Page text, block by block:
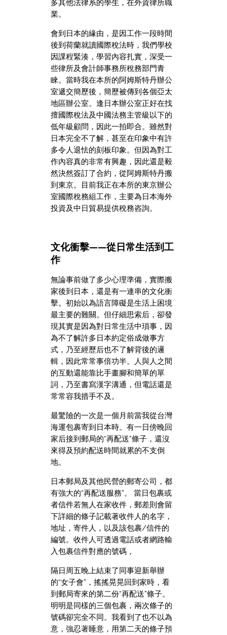
多其他法律系的學生，在外資律所職
業。
會到日本的緣由，是因工作一段時間
後到荷蘭就讀國際稅法時，我們學校
因課程緊湊，學習內容扎實，深受一
些律所及會計師事務所稅務部門青
睞。當時我在本所的阿姆斯特丹辦公
室遞交簡歷後，簡歷被傳到各個亞太
地區辦公室。逢日本辦公室正好在找
擅國際稅法及中國法務主管級以下的
低年級顧問，因此一拍即合。雖然對
日本完全不了解，甚至在印象中有許
多令人退怯的刻板印象。但因為對工
作內容真的非常有興趣，因此還是毅
然決然簽訂了合約，從阿姆斯特丹搬
到東京。目前我正在本所的東京辦公
室國際稅務組工作，主要為日本海外
投資及中日貿易提供稅務咨詢。
文化衝擊——從日常生活到工
作
無論事前做了多少心理準備，實際搬
家後到日本，還是有一連串的文化衝
擊。初始以為語言障礙是生活上困境
最主要的難關。但仔細思索后，卻發
現其實是因為對日常生活中瑣事，因
為不了解許多日本約定俗成做事方
式，乃至經歷后也不了解背後的邏
輯，因此常常事倍功半。人與人之間
的互動還能靠比手畫腳和簡單的單
詞，乃至書寫漢字溝通，但電話還是
常常容我措手不及。
最驚險的一次是一個月前當我從台灣
海運包裹寄到日本時。有一日傍晚回
家后接到郵局的“再配送”條子，還沒
來得及預約配送時間就累的不支倒
地。
日本郵局及其他民營的郵寄公司，都
有強大的“再配送服務”。 當日包裹或
者信件若無人在家收件，郵差則會留
下詳細的條子記載著收件人的名字，
地址，寄件人，以及該包裹/信件的
編號。收件人可透過電話或者網路輸
入包裹信件對應的號碼，
隔日周五晚上結束了同事迎新舉辦
的“女子會”，搖搖晃晃回到家時，看
到郵局寄來的第二份“再配送”條子。
明明是同樣的三個包裹，兩次條子的
號碼卻完全不同。我看到了也不以為
意，強忍著睡意，用第二天的條子預